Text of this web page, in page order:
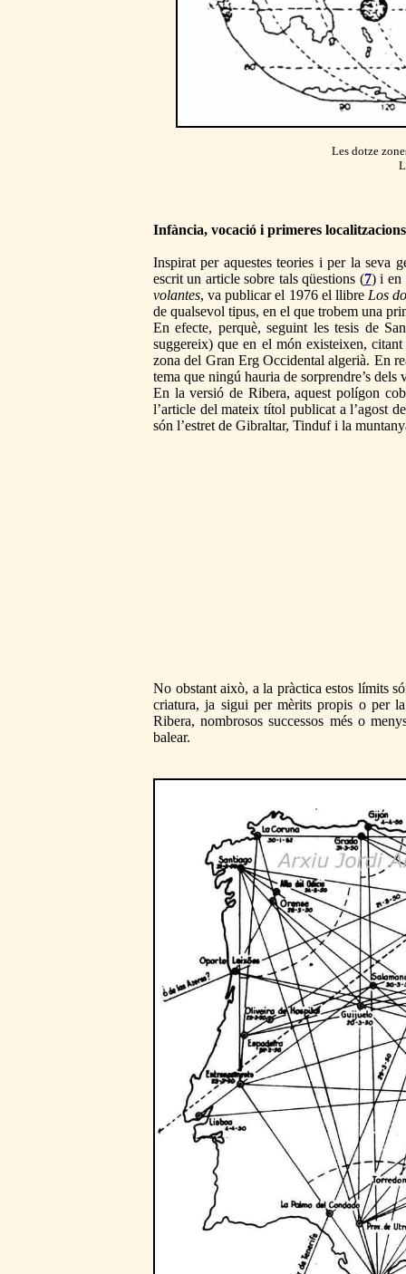
Les dotze
Infància, vocació i primeres localitzacions
Inspirat per aquestes teories i per la seva
escrit un article sobre tals qüestions (7) i en
volantes, va publicar el 1976 el llibre Los
de qualsevol tipus, en el que trobem una
En efecte, perquè, seguint les tesis de
suggereix) que en el món existeixen,
zona del Gran Erg Occidental algerià. En
tema que ningú hauria de sorprendre’s
En la versió de Ribera, aquest polígon
l’article del mateix títol publicat a l’agost
són l’estret de Gibraltar, Tinduf i la
No obstant això, a la pràctica estos límits
criatura, ja sigui per mèrits propis o per
Ribera, nombrosos successos més o
balear.